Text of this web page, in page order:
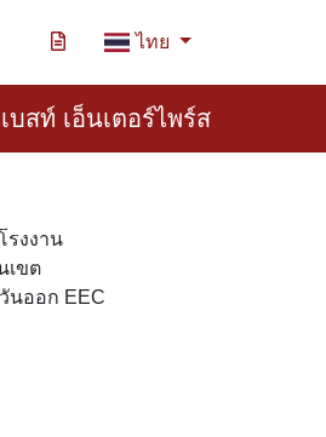
ไทย
สท์ เอ็นเตอร์ไพร์ส
รงงาน
เขต
นออก EEC